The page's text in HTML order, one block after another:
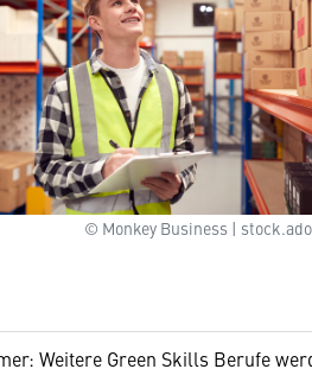
© Monkey Business |
Weitere Green Skills Berufe